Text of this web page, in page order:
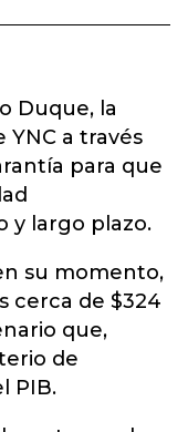
Duque, la
a través
para que
y largo plazo.
su momento,
cerca de $324
que,
de
PIB.